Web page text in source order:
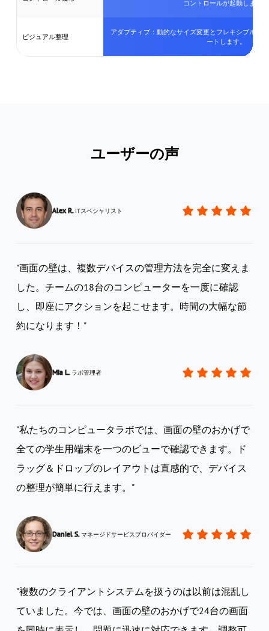
ユーザーの声
Alex R. ITスペシャリスト
"画面の壁は、複数デバイスの管理方法を完全に変えま
した。チームの18台のコンピューターを一度に確認
し、即座にアクションを起こせます。時間の大幅な節
約になります！"
Mia L. ラボ管理者
"私たちのコンピュータラボでは、画面の壁のおかげで
全ての学生用端末を一つのビューで確認できます。ド
ラッグ＆ドロップのレイアウトは直感的で、デバイス
の整理が簡単に行えます。"
Daniel S. マネージドサービスプロバイダー
"複数のクライアントシステムを扱うのは以前は混乱し
ていました。今では、画面の壁のおかげで24台の画面